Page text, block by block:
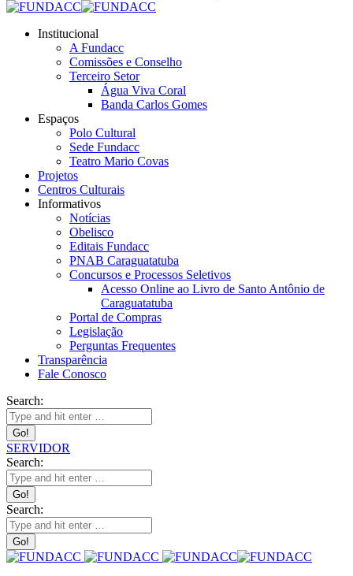
Institucional
A Fundacc
Comissões e Conselho
Terceiro Setor
Água Viva Coral
Banda Carlos Gomes
Espaços
Polo Cultural
Sede Fundacc
Teatro Mario Covas
Projetos
Centros Culturais
Informativos
Notícias
Obelisco
Editais Fundacc
PNAB Caraguatatuba
Concursos e Processos Seletivos
Acesso Online ao Livro de Santo Antônio de
Caraguatatuba
Portal de Compras
Legislação
Perguntas Frequentes
Transparência
Fale Conosco
Search:
SERVIDOR
Search:
Search: